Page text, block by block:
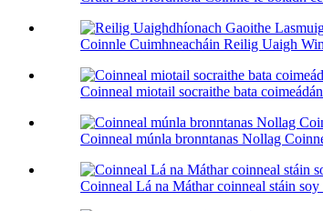
Coinnle Cuimhneacháin Reilig Uaigh
Coinneal miotail socraithe bata
Coinneal múnla bronntanas Nollag
Coinneal Lá na Máthar coinneal stáin soy